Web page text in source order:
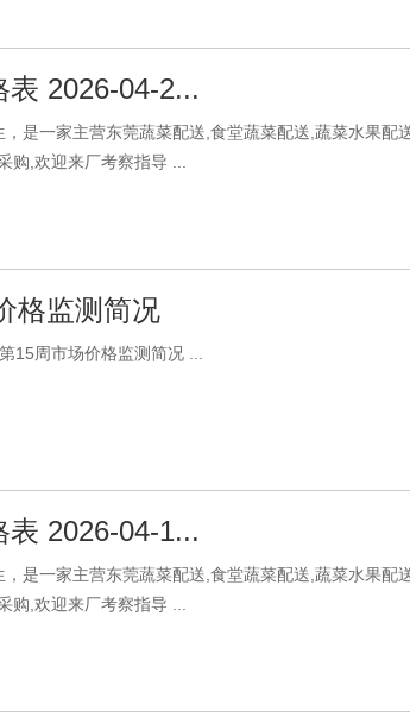
2026-04-2...
是一家主营东莞蔬菜配送,食堂蔬菜配送,蔬菜水果配
购,欢迎来厂考察指导 ...
格监测简况
15周市场价格监测简况 ...
2026-04-1...
是一家主营东莞蔬菜配送,食堂蔬菜配送,蔬菜水果配
购,欢迎来厂考察指导 ...